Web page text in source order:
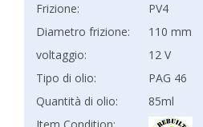
Frizione:
PV4
Diametro frizione:
110 mm
voltaggio:
12 V
Tipo di olio:
PAG 46
Quantità di olio:
85ml